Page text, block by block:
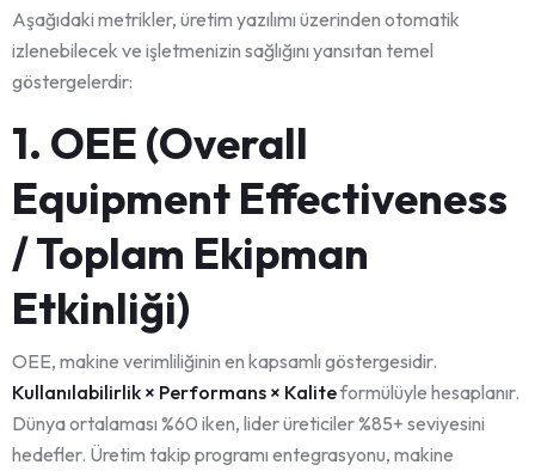
Aşağıdaki metrikler, üretim yazılımı üzerinden otomatik
izlenebilecek ve işletmenizin sağlığını yansıtan temel
göstergelerdir:
1. OEE (Overall
Equipment Effectiveness
/ Toplam Ekipman
Etkinliği)
OEE, makine verimliliğinin en kapsamlı göstergesidir.
Kullanılabilirlik × Performans × Kaliteformülüyle hesaplanır.
Dünya ortalaması %60 iken, lider üreticiler %85+ seviyesini
hedefler. Üretim takip programı entegrasyonu, makine